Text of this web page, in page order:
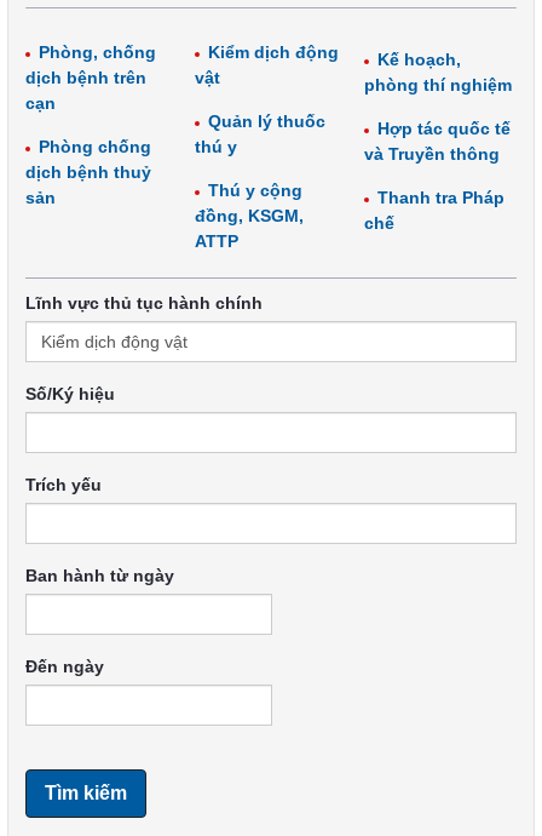
Phòng, chống
dịch bệnh trên
cạn
Phòng chống
dịch bệnh thuỷ
sản
Kiểm dịch động
vật
Quản lý thuốc
thú y
Thú y cộng
đồng, KSGM,
ATTP
Kế hoạch,
phòng thí nghiệm
Hợp tác quốc tế
và Truyền thông
Thanh tra Pháp
chế
Lĩnh vực thủ tục hành chính
Số/Ký hiệu
Trích yếu
Ban hành từ ngày
Đến ngày
Tìm kiếm